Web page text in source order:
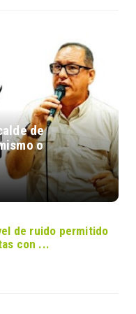
de
o
de ruido permitido
con ...